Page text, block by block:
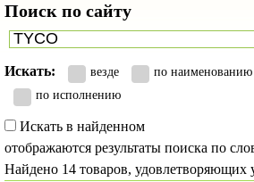
Поиск по сайту
Искать: везде по наименованию
по исполнению
Искать в найденном
отображаются результаты поиска по
Найдено 14 товаров, удовлетворяющих